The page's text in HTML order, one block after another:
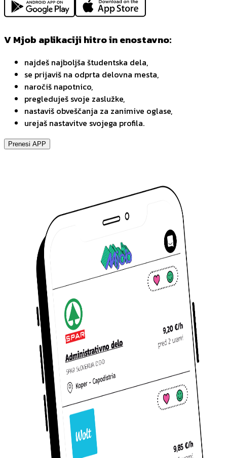
V Mjob aplikaciji hitro in enostavno:
najdeš najboljša študentska dela,
se prijaviš na odprta delovna mesta,
naročiš napotnico,
pregleduješ svoje zaslužke,
nastaviš obveščanja za zanimive oglase,
urejaš nastavitve svojega profila.
Prenesi APP